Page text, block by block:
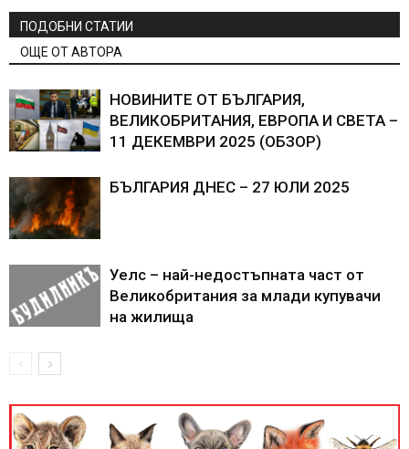
ПОДОБНИ СТАТИИ
ОЩЕ ОТ АВТОРА
НОВИНИТЕ ОТ БЪЛГАРИЯ,
ВЕЛИКОБРИТАНИЯ, ЕВРОПА И СВЕТА –
11 ДЕКЕМВРИ 2025 (ОБЗОР)
БЪЛГАРИЯ ДНЕС – 27 ЮЛИ 2025
Уелс – най-недостъпната част от
Великобритания за млади купувачи
на жилища